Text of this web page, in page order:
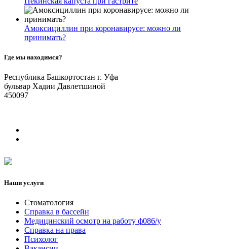
Амоксициллин при коронавирусе: можно ли
принимать?
Где мы находимся?
Республика Башкортостан г. Уфа
бульвар Хадии Давлетшиной
450097
Наши услуги
Стоматология
Справка в бассейн
Медицинский осмотр на работу ф086/у
Справка на права
Психолог